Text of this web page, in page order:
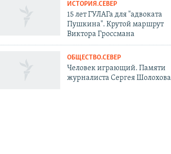
ИСТОРИЯ.СЕВЕР
15 лет ГУЛАГа для "адвоката
Пушкина". Крутой маршрут
Виктора Гроссмана
ОБЩЕСТВО.СЕВЕР
Человек играющий. Памяти
журналиста Сергея Шолохова